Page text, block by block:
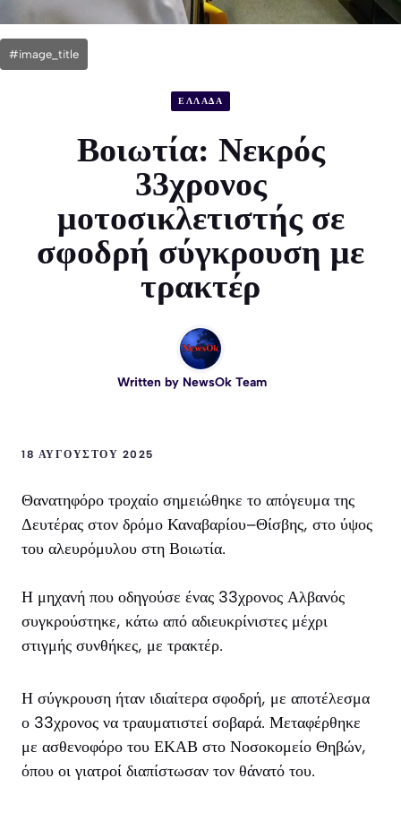
#image_title
ΕΛΛΑΔΑ
Βοιωτία: Νεκρός
33χρονος
μοτοσικλετιστής σε
σφοδρή σύγκρουση με
τρακτέρ
Written by NewsOk Team
18 ΑΥΓΟΎΣΤΟΥ 2025
Θανατηφόρο τροχαίο σημειώθηκε το απόγευμα της
Δευτέρας στον δρόμο Καναβαρίου–Θίσβης, στο ύψος
του αλευρόμυλου στη Βοιωτία.
Η μηχανή που οδηγούσε ένας 33χρονος Αλβανός
συγκρούστηκε, κάτω από αδιευκρίνιστες μέχρι
στιγμής συνθήκες, με τρακτέρ.
Η σύγκρουση ήταν ιδιαίτερα σφοδρή, με αποτέλεσμα
ο 33χρονος να τραυματιστεί σοβαρά. Μεταφέρθηκε
με ασθενοφόρο του ΕΚΑΒ στο Νοσοκομείο Θηβών,
όπου οι γιατροί διαπίστωσαν τον θάνατό του.